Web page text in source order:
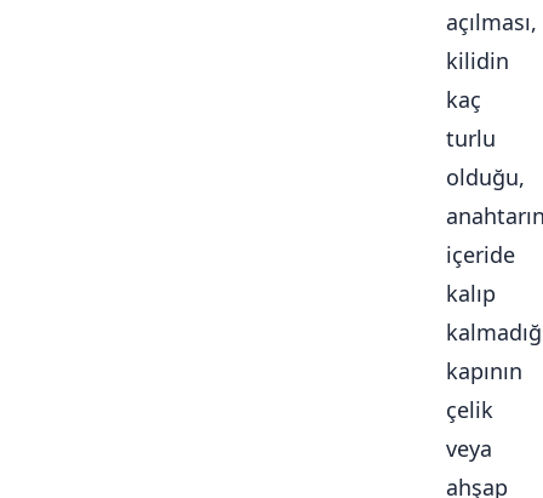
açılması,
kilidin
kaç
turlu
olduğu,
içeride
kalıp
kapının
çelik
veya
ahşap